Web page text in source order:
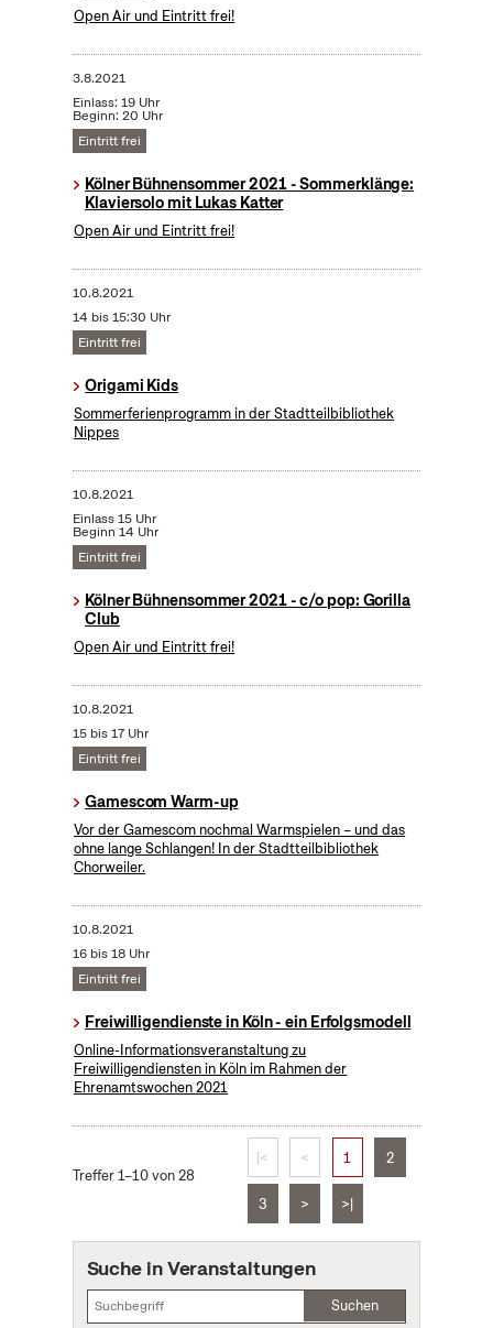
Open Air und Eintritt frei!
3.8.2021
Einlass: 19 Uhr
Beginn: 20 Uhr
Eintritt frei
Kölner Bühnensommer 2021 - Sommerklänge:
Klaviersolo mit Lukas Katter
Open Air und Eintritt frei!
10.8.2021
14 bis 15:30 Uhr
Eintritt frei
Origami Kids
Sommerferienprogramm in der Stadtteilbibliothek
Nippes
10.8.2021
Einlass 15 Uhr
Beginn 14 Uhr
Eintritt frei
Kölner Bühnensommer 2021 - c/o pop: Gorilla
Club
Open Air und Eintritt frei!
10.8.2021
15 bis 17 Uhr
Eintritt frei
Gamescom Warm-up
Vor der Gamescom nochmal Warmspielen – und das
ohne lange Schlangen! In der Stadtteilbibliothek
Chorweiler.
10.8.2021
16 bis 18 Uhr
Eintritt frei
Freiwilligendienste in Köln - ein Erfolgsmodell
Online-Informationsveranstaltung zu
Freiwilligendiensten in Köln im Rahmen der
Ehrenamtswochen 2021
Treffer 1–10 von 28
|< < 1 2
3 > >|
Suche in Veranstaltungen
Suchen